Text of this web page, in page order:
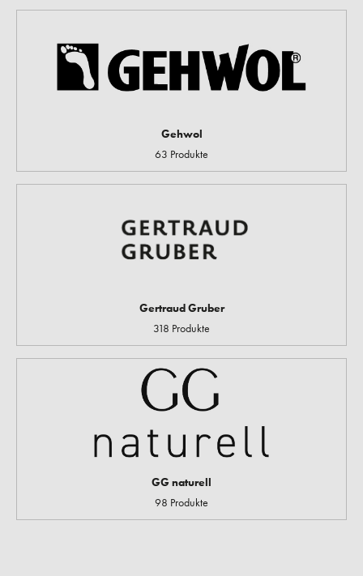
Gehwol
63 Produkte
Gertraud Gruber
318 Produkte
GG naturell
98 Produkte